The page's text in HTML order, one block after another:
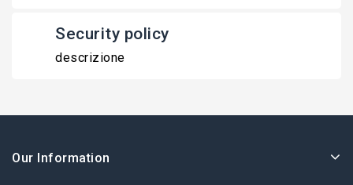
Security policy
descrizione
Our Information